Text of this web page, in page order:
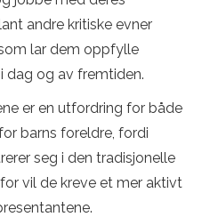
andre kritiske evner
lar dem oppfylle
dag og av fremtiden.
er en utfordring for både
barns foreldre, fordi
seg i den tradisjonelle
vil de kreve et mer aktivt